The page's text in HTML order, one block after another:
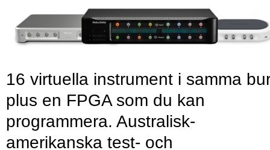
16 virtuella instrument i samma
plus en FPGA som du kan
programmera. Australisk-
amerikanska test- och